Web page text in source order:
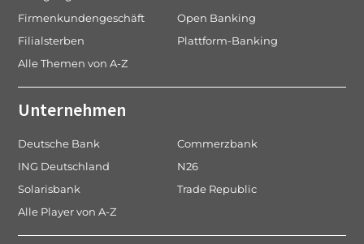
Firmenkundengeschäft
Open Banking
Filialsterben
Plattform-Banking
Alle Themen von A-Z
Unternehmen
Deutsche Bank
Commerzbank
ING Deutschland
N26
Solarisbank
Trade Republic
Alle Player von A-Z